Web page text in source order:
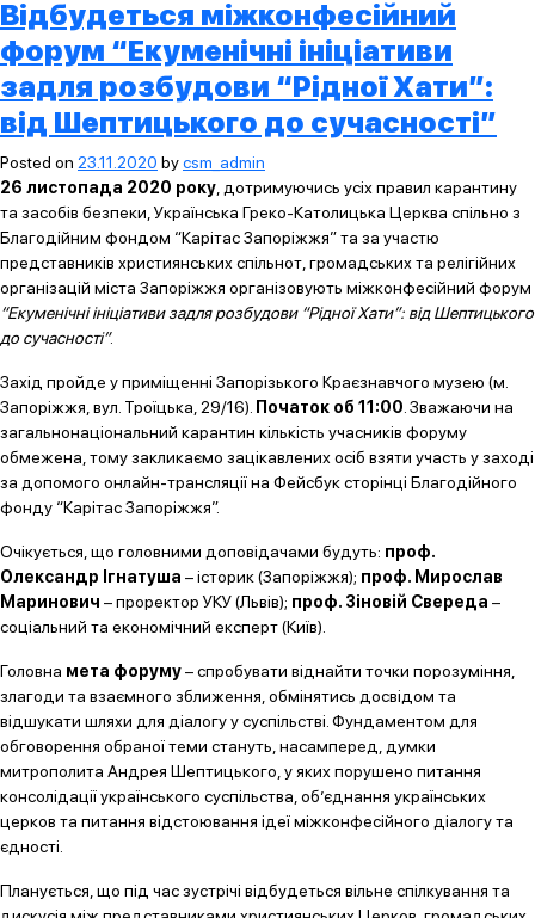
Відбудеться міжконфесійний
форум “Екуменічні ініціативи
задля розбудови “Рідної Хати”:
від Шептицького до сучасності”
Posted on 23.11.2020 bycsm_admin
26 листопада 2020 року , дотримуючись усіх правил карантину
та засобів безпеки, Українська Греко-Католицька Церква спільно з
Благодійним фондом “Карітас Запоріжжя” та за участю
представників християнських спільнот, громадських та релігійних
організацій міста Запоріжжя організовують міжконфесійний форум
“Екуменічні ініціативи задля розбудови “Рідної Хати”: від Шептицького
до сучасності”.
Захід пройде у приміщенні Запорізького Краєзнавчого музею (м.
Запоріжжя, вул. Троїцька, 29/16). Початок об 11:00 . Зважаючи на
загальнонаціональний карантин кількість учасників форуму
обмежена, тому закликаємо зацікавлених осіб взяти участь у заході
за допомого онлайн-трансляції на Фейсбук сторінці Благодійного
фонду “Карітас Запоріжжя”.
Очікується, що головними доповідачами будуть: проф.
Олександр Ігнатуша – історик (Запоріжжя); проф. Мирослав
Маринович – проректор УКУ (Львів); проф. Зіновій Свереда –
соціальний та економічний експерт (Київ).
Головна мета форуму– спробувати віднайти точки порозуміння,
злагоди та взаємного зближення, обмінятись досвідом та
відшукати шляхи для діалогу у суспільстві. Фундаментом для
обговорення обраної теми стануть, насамперед, думки
митрополита Андрея Шептицького, у яких порушено питання
консолідації українського суспільства, об’єднання українських
церков та питання відстоювання ідеї міжконфесійного діалогу та
єдності.
Планується, що під час зустрічі відбудеться вільне спілкування та